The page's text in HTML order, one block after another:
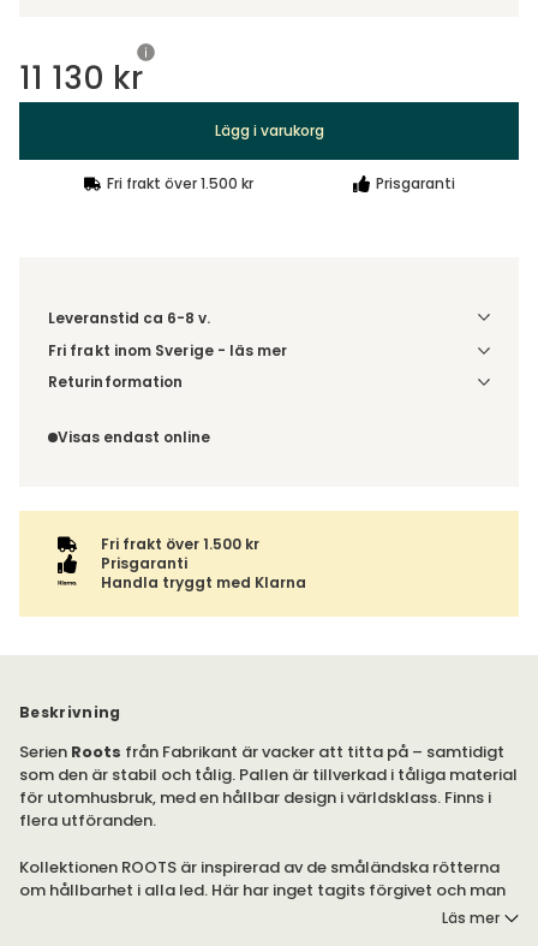
11 130 kr
Lägg i varukorg
Fri frakt över 1.500 kr Prisgaranti
Leveranstid ca 6-8 v.
Fri frakt inom Sverige - läs mer
Denna vara skickas till ett ombud. Du väljer själv i kassan
till. Du blir aviserad när din order finns att hämta. Beställs
varan ihop med andra produkter skickas hela ordern
Returinformation
inte av ångerrätten.
Visas endast online
Fri frakt över 1.500 kr
Prisgaranti
Handla tryggt med Klarna
Beskrivning
Serien Roots från Fabrikant är vacker att titta på – samtidigt
som den är stabil och tålig. Pallen är tillverkad i tåliga material
för utomhusbruk, med en hållbar design i världsklass. Finns i
flera utföranden.
Kollektionen ROOTS är inspirerad av de småländska rötterna
om hållbarhet i alla led. Här har inget tagits förgivet och man
är van att hushålla med naturens resurser – bara det som
Läs mer